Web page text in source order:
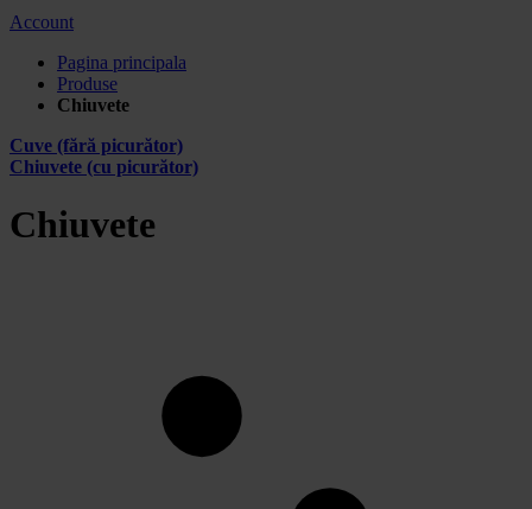
Account
Pagina principala
Produse
Chiuvete
Cuve (fără picurător)
Chiuvete (cu picurător)
Chiuvete